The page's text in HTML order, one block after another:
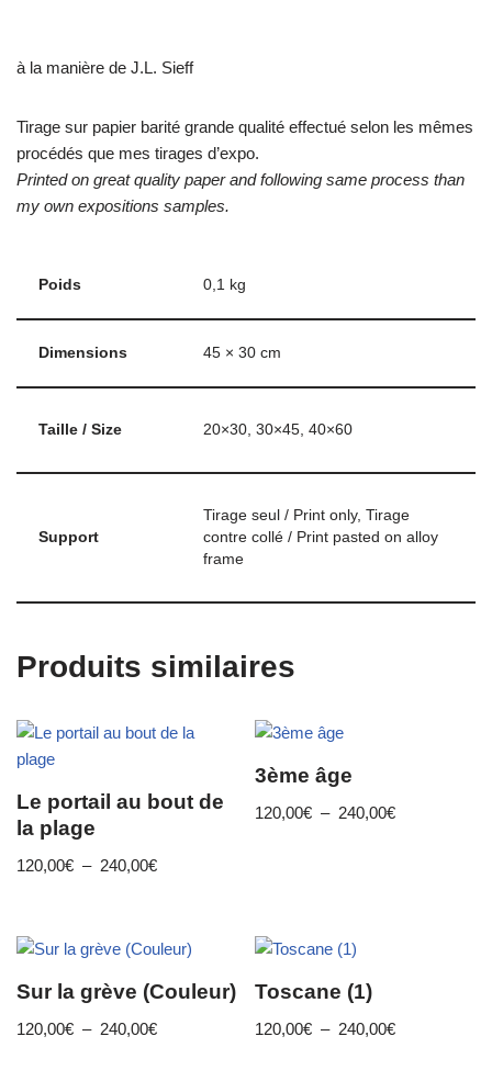
à la manière de J.L. Sieff
Tirage sur papier barité grande qualité effectué selon les mêmes
procédés que mes tirages d’expo.
Printed on great quality paper and following same process than
my own expositions samples.
Poids 0,1 kg
Dimensions 45 × 30 cm
Taille / Size 20×30, 30×45, 40×60
Support
Tirage seul / Print only, Tirage
contre collé / Print pasted on alloy
frame
Produits similaires
Le portail au bout de
la plage
120,00€ – 240,00€
3ème âge
120,00€ – 240,00€
Sur la grève (Couleur)
120,00€ – 240,00€
Toscane (1)
120,00€ – 240,00€